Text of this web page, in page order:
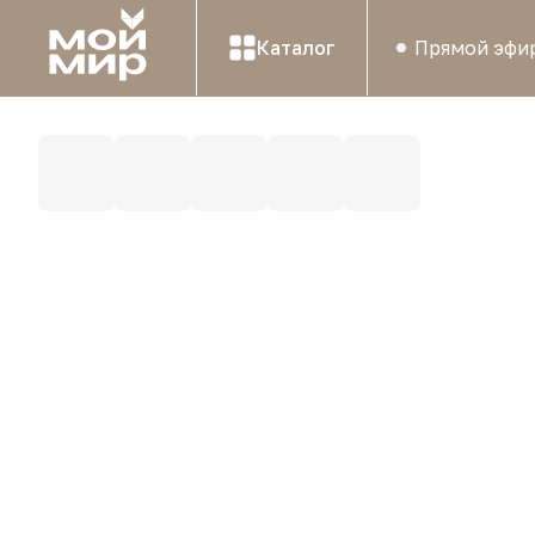
Каталог Прямой